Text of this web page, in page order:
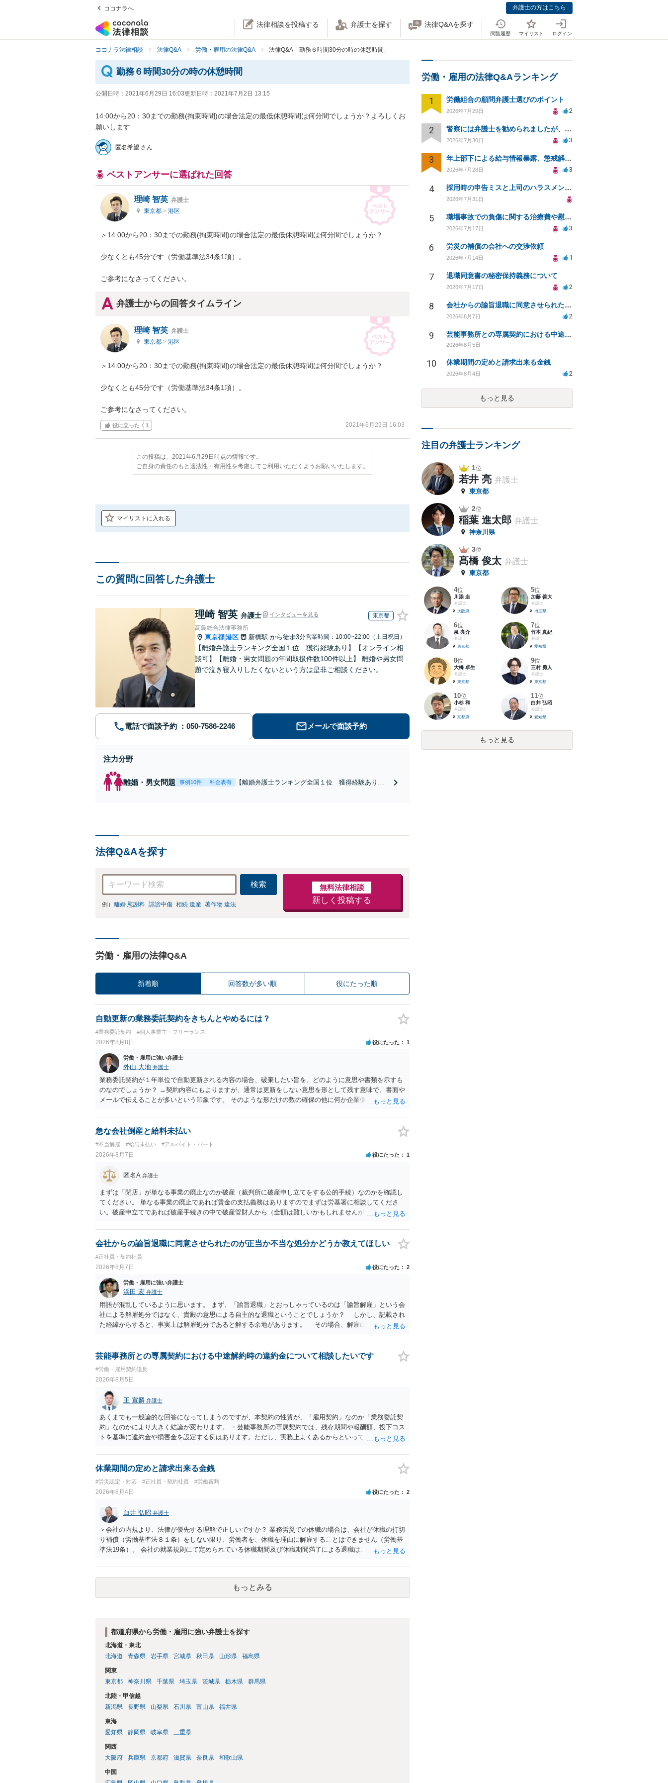
ココナラへ 弁護士の方はこちら
法律相談を投稿する 弁護士を探す 法律Q&Aを探す
閲覧履歴 マイリスト ログイン
ココナラ法律相談 法律Q&A 労働・雇用の法律Q&A 法律Q&A「勤務６時間30分の時の休憩時間」
勤務６時間30分の時の休憩時間
公開日時： 2021年6月29日 16:03更新日時： 2021年7月2日 13:15
14:00から20：30までの勤務(拘束時間)の場合法定の最低休憩時間は何分間でしょうか？よろしくお
願いします
匿名希望 さん
ベストアンサーに選ばれた回答
理崎 智英 弁護士
東京都 > 港区
＞14:00から20：30までの勤務(拘束時間)の場合法定の最低休憩時間は何分間でしょうか？
少なくとも45分です（労働基準法34条1項）。
ご参考になさってください。
弁護士からの回答タイムライン
理崎 智英 弁護士
東京都 > 港区
＞14:00から20：30までの勤務(拘束時間)の場合法定の最低休憩時間は何分間でしょうか？
少なくとも45分です（労働基準法34条1項）。
ご参考になさってください。
役に立った 1 2021年6月29日 16:03
この投稿は、2021年6月29日時点の情報です。
ご自身の責任のもと適法性・有用性を考慮してご利用いただくようお願いいたします。
マイリストに入れる
この質問に回答した弁護士
理崎 智英 弁護士 インタビューを見る 東京都
高島総合法律事務所
東京都 港区 新橋駅 から徒歩3分営業時間：10:00~22:00（土日祝日）
【離婚弁護士ランキング全国１位 獲得経験あり】【オンライン相
談可】【離婚・男女問題の年間取扱件数100件以上】 離婚や男女問
題で泣き寝入りしたくないという方は是非ご相談ください。
電話で面談予約 メールで面談予約
注力分野
離婚・男女問題 事例10件 料金表有
【離婚弁護士ランキング全国１位 獲得経験あり】
法律Q&Aを探す
検索
例） 離婚 慰謝料 誹謗中傷 相続 遺産 著作物 違法
無料法律相談
新しく投稿する
労働・雇用の法律Q&A
新着順 回答数が多い順 役にたった順
自動更新の業務委託契約をきちんとやめるには？
#業務委託契約 #個人事業主・フリーランス
2026年8月8日 役にたった 1
労働・雇用に強い弁護士
外山 大地 弁護士
業務委託契約が１年単位で自動更新される内容の場合、破棄したい旨を、どのように意思や書類を示すも
のなのでしょうか？ →契約内容にもよりますが、通常は更新をしない意思を形として残す意味で、書面や
メールで伝えることが多いという印象です。 そのような形だけの数の確保の他に何か企業側にメリットが
あれば、自動更新で契約が延長されると、企業側は報酬を支払う義務を負うことになるので（ご質問者様
も業務を提供する義務を負う）、放置をすることは望ましい状態ではないと思料いたします。
急な会社倒産と給料未払い
#不当解雇 #給与未払い #アルバイト・パート
2026年8月7日 役にたった 1
匿名A 弁護士
まずは「閉店」が単なる事業の廃止なのか破産（裁判所に破産申し立てをする公的手続）なのかを確認し
てください。 単なる事業の廃止であれば賃金の支払義務はありますのでまずは労基署に相談してくださ
い。破産申立てであれば破産手続きの中で破産管財人から（全額は難しいかもしれませんが）賃金などの
に、「独立行政法人労働者健康安全機構 」という公的機関が未払賃金の立替事業を行っています。詳しく
は、同機構の＜未払賃金立替払相談コーナー＞ TEL 044-431-8663 相談時間：土日祝日を除く9:15～17:0
でしょう。
会社からの諭旨退職に同意させられたのが正当か不当な処分かどうか教えてほしい
#正社員・契約社員
2026年8月7日 役にたった 2
労働・雇用に強い弁護士
浜田 宏 弁護士
用語が混乱しているように思います。 まず、「諭旨退職」とおっしゃっているのは「諭旨解雇」という会
社による解雇処分ではなく、貴殿の意思による自主的な退職ということでしょうか？ しかし、記載され
た経緯からすると、事実上は解雇処分であると解する余地があります。 その場合、解雇には客観的で合
結局、貴殿のネット炎上の内容や原因、勤務先に与えた影響などを具体的に検討しなければ、何とも申
し上げることができません。また、育児休業法関係の問題もあるかもしれません。 ある程度労働法に関
芸能事務所との専属契約における中途解約時の違約金について相談したいです
#労働・雇用契約違反
2026年8月5日
王 宣麟 弁護士
あくまでも一般論的な回答になってしまうのですが、本契約の性質が、「雇用契約」なのか「業務委託契
約」なのかにより大きく結論が変わります。 ・芸能事務所の専属契約では、残存期間や報酬額、投下コス
トを基準に違約金や損害金を設定する例はあります。ただし、実務上よくあるからといって当然に適法と
になるわけではありません。契約が労働契約に近い実態なら労基法16条で無効となる余地があり、そうで
なくても、金額が事務所の損害と比べて過大なら無効や減額が争点になります。 ・契約前の修正交渉は一
ではなく「合理的な実費・未回収費用のみ」に限定する、などが典型です。 ・弁護士に契約前に契約書の
内容をレビューしてもらう価値は十分にあると思われます。 争点は、契約類型が雇用か業務委託か、実態
として労働者性があるか、解除事由が双方にどう定められているか、違約金の算定根拠が合理的か、とい
う複数論点に分かれます。契約前なら、交渉のパワーバランスの問題もありますが、修正余地があるう
え、後から争うよりコストを抑えやすいので、資料等を持参の上弁護士に確認されることをお勧めしま
す。 ・事務所側の解除でも、解除理由によってはタレント側に損害賠償が発生する建付けになっているこ
とはあります。ただし、事務所側が一方的に解除したのにタレントへ違約金を課す設計は、合理性や対価
性を欠くとして争いやすいです。逆に、タレント側の重大な契約違反がある場合は、実損害の範囲で請求
される可能性はあります。
休業期間の定めと請求出来る金銭
#労災認定・対応 #正社員・契約社員 #労働審判
2026年8月4日 役にたった 2
白井 弘昭 弁護士
＞会社の内規より、法律が優先する理解で正しいですか？ 業務労災での休職の場合は、会社が休職の打切
り補償（労働基準法８１条）をしない限り、労働者を、休職を理由に解雇することはできません（労働基
準法19条）。 会社の就業規則にて定められている休職期間及び休職期間満了による退職は、業務労災への
たります。 ＞労災の休業補償と、所得補償保険の保険金とは別に、受け取れる金銭はありますでしょう
か？ 業務労災の場合は、会社の安全配慮義務違反が認められると解されますので、会社の損害賠償責任
（治療費、通院慰謝料、入院費、入院慰謝料、後遺障害慰謝料、逸失利益等）が認められる可能性が高い
と思われます。 また、業務労災での第三者行為傷害（同僚の不注意等による事故）の場合は、当該第三者
思います（良い会社でしたら、自ら話してくると思いますが・・・）。極めて専門的な話ですので、詳細
もしくは対応を最寄りの弁護士にご相談ください。 以上、ご参考まで。
もっとみる
都道府県から労働・雇用に強い弁護士を探す
北海道・東北
北海道
青森県 岩手県 宮城県 秋田県 山形県 福島県
関東
東京都
神奈川県 千葉県 埼玉県 茨城県 栃木県 群馬県
北陸・甲信越
新潟県
長野県 山梨県 石川県 富山県 福井県
東海
愛知県
静岡県 岐阜県 三重県
関西
大阪府
兵庫県 京都府 滋賀県 奈良県 和歌山県
中国
労働・雇用の法律Q&Aランキング
1 労働組合の顧問弁護士選びのポイント
2026年7月29日 2
2 警察には弁護士を勧められましたが、費用対効果で依頼をすることを躊躇しています。
2026年7月30日 3
3 年上部下による給与情報暴露、懲戒解雇は可能ですか？
2026年7月28日 3
4 採用時の申告ミスと上司のハラスメント、事前対応は？
2026年7月31日
5 職場事故での負傷に関する治療費や慰謝料の相談について
2026年7月17日 3
6 労災の補償の会社への交渉依頼
2026年7月14日 1
7 退職同意書の秘密保持義務について
2026年7月17日 2
8 会社からの諭旨退職に同意させられたのが正当か不当な処分かどうか教えてほしい
2026年8月7日 2
9 芸能事務所との専属契約における中途解約時の違約金について相談したいです
2026年8月5日
10 休業期間の定めと請求出来る金銭
2026年8月4日 2
もっと見る
注目の弁護士ランキング
1位
若井 亮 弁護士
東京都
2位
稲葉 進太郎 弁護士
神奈川県
3位
髙橋 俊太 弁護士
東京都
4位
川添 圭
弁護士
大阪府
5位
加藤 善大
弁護士
埼玉県
6位
泉 亮介
弁護士
東京都
7位
竹本 真紀
弁護士
愛知県
8位
大橋 卓生
弁護士
東京都
9位
三村 勇人
弁護士
東京都
10位
小杉 和
弁護士
京都府
11位
白井 弘昭
弁護士
愛知県
もっと見る